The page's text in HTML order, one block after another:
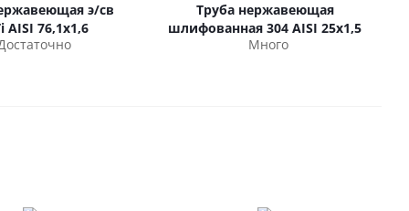
э/св
AISI 76,1х1,6
Труба нержавеющая
шлифованная 304 AISI 25х1,5
Много